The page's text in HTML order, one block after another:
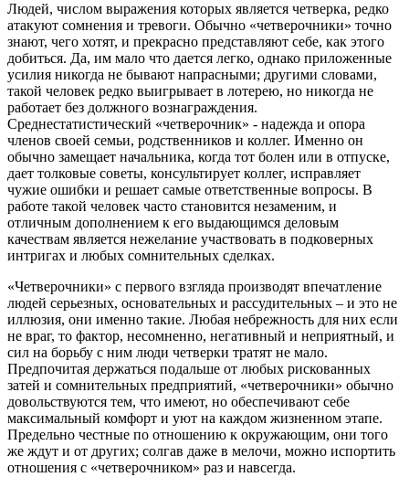
Людей, числом выражения которых является четверка, редко
атакуют сомнения и тревоги. Обычно «четверочники» точно
знают, чего хотят, и прекрасно представляют себе, как этого
добиться. Да, им мало что дается легко, однако приложенные
усилия никогда не бывают напрасными; другими словами,
такой человек редко выигрывает в лотерею, но никогда не
работает без должного вознаграждения.
Среднестатистический «четверочник» - надежда и опора
членов своей семьи, родственников и коллег. Именно он
обычно замещает начальника, когда тот болен или в отпуске,
дает толковые советы, консультирует коллег, исправляет
чужие ошибки и решает самые ответственные вопросы. В
работе такой человек часто становится незаменим, и
отличным дополнением к его выдающимся деловым
качествам является нежелание участвовать в подковерных
интригах и любых сомнительных сделках.
«Четверочники» с первого взгляда производят впечатление
людей серьезных, основательных и рассудительных – и это не
иллюзия, они именно такие. Любая небрежность для них если
не враг, то фактор, несомненно, негативный и неприятный, и
сил на борьбу с ним люди четверки тратят не мало.
Предпочитая держаться подальше от любых рискованных
затей и сомнительных предприятий, «четверочники» обычно
довольствуются тем, что имеют, но обеспечивают себе
максимальный комфорт и уют на каждом жизненном этапе.
Предельно честные по отношению к окружающим, они того
же ждут и от других; солгав даже в мелочи, можно испортить
отношения с «четверочником» раз и навсегда.